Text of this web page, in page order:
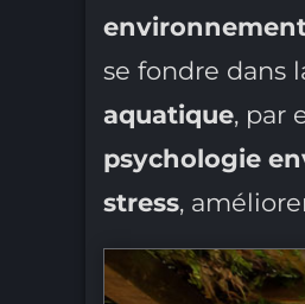
se fondre dans
aquatique, par
psychologie
stress,